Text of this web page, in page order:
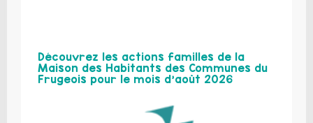
Découvrez les actions familles de la
Maison des Habitants des Communes du
Frugeois pour le mois d’août 2026